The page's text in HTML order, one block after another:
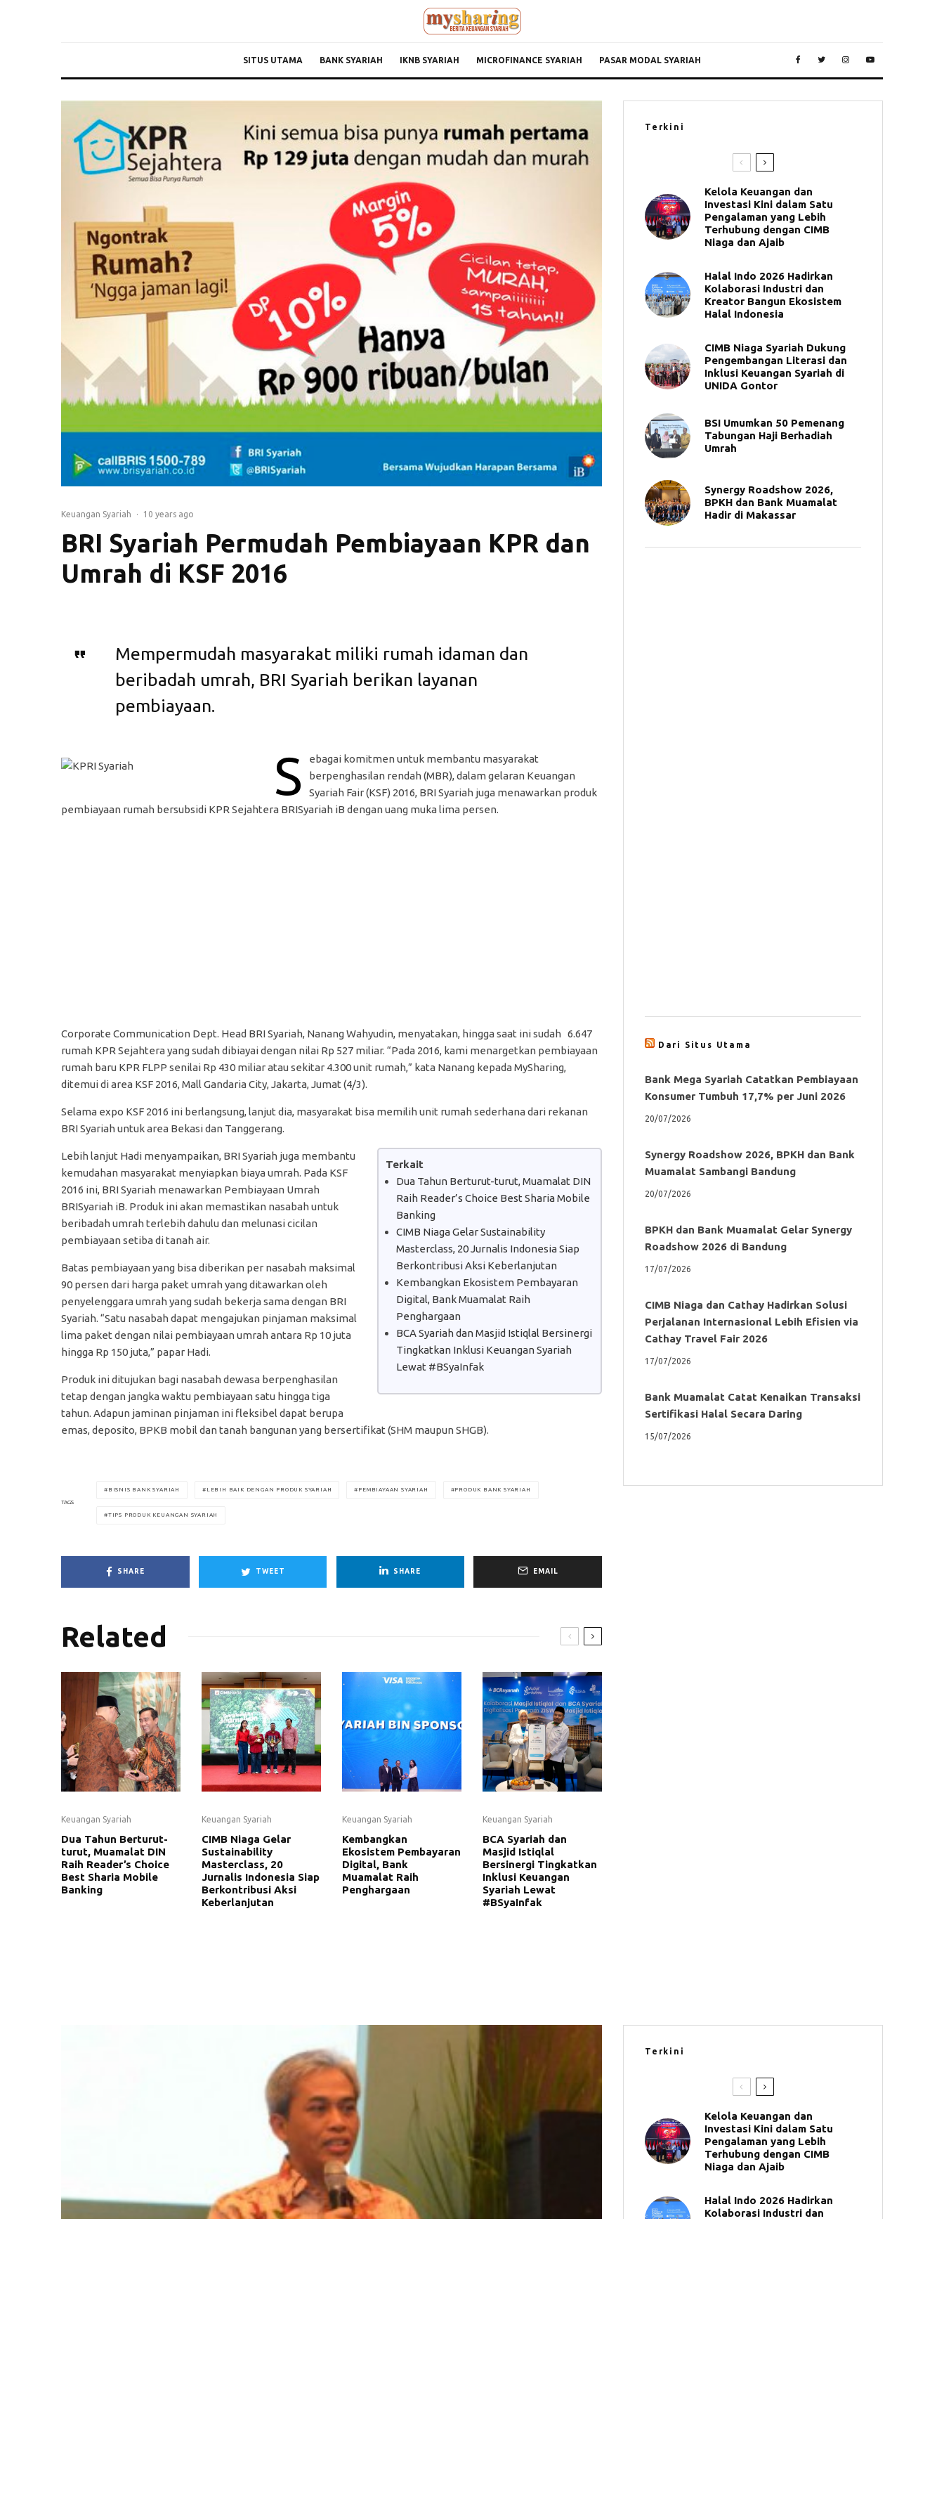
SITUS UTAMA BANK SYARIAH IKNB SYARIAH MICROFINANCE SYARIAH PASAR MODAL SYARIAH
Keuangan Syariah · 10 years ago
BRI Syariah Permudah Pembiayaan KPR dan
Umrah di KSF 2016
Mempermudah masyarakat miliki rumah idaman dan
beribadah umrah, BRI Syariah berikan layanan
pembiayaan.
S
ebagai komitmen untuk membantu masyarakat
berpenghasilan rendah (MBR), dalam gelaran Keuangan
Syariah Fair (KSF) 2016, BRI Syariah juga menawarkan produk
pembiayaan rumah bersubsidi KPR Sejahtera BRISyariah iB dengan uang muka lima persen.
Corporate Communication Dept. Head BRI Syariah, Nanang Wahyudin, menyatakan, hingga saat ini sudah 6.647
rumah KPR Sejahtera yang sudah dibiayai dengan nilai Rp 527 miliar. “Pada 2016, kami menargetkan pembiayaan
rumah baru KPR FLPP senilai Rp 430 miliar atau sekitar 4.300 unit rumah,” kata Nanang kepada MySharing,
ditemui di area KSF 2016, Mall Gandaria City, Jakarta, Jumat (4/3).
Selama expo KSF 2016 ini berlangsung, lanjut dia, masyarakat bisa memilih unit rumah sederhana dari rekanan
BRI Syariah untuk area Bekasi dan Tanggerang.
Terkait
Dua Tahun Berturut-turut, Muamalat DIN
Raih Reader’s Choice Best Sharia Mobile
Banking
CIMB Niaga Gelar Sustainability
Masterclass, 20 Jurnalis Indonesia Siap
Berkontribusi Aksi Keberlanjutan
Kembangkan Ekosistem Pembayaran
Digital, Bank Muamalat Raih
Penghargaan
BCA Syariah dan Masjid Istiqlal Bersinergi
Tingkatkan Inklusi Keuangan Syariah
Lewat #BSyaInfak
Lebih lanjut Hadi menyampaikan, BRI Syariah juga membantu
kemudahan masyarakat menyiapkan biaya umrah. Pada KSF
2016 ini, BRI Syariah menawarkan Pembiayaan Umrah
BRISyariah iB. Produk ini akan memastikan nasabah untuk
beribadah umrah terlebih dahulu dan melunasi cicilan
pembiayaan setiba di tanah air.
Batas pembiayaan yang bisa diberikan per nasabah maksimal
90 persen dari harga paket umrah yang ditawarkan oleh
penyelenggara umrah yang sudah bekerja sama dengan BRI
Syariah. “Satu nasabah dapat mengajukan pinjaman maksimal
lima paket dengan nilai pembiayaan umrah antara Rp 10 juta
hingga Rp 150 juta,” papar Hadi.
Produk ini ditujukan bagi nasabah dewasa berpenghasilan
tetap dengan jangka waktu pembiayaan satu hingga tiga
tahun. Adapun jaminan pinjaman ini fleksibel dapat berupa
emas, deposito, BPKB mobil dan tanah bangunan yang bersertifikat (SHM maupun SHGB).
TAGS
BISNIS BANK SYARIAH LEBIH BAIK DENGAN PRODUK SYARIAH PEMBIAYAAN SYARIAH PRODUK BANK SYARIAH
TIPS PRODUK KEUANGAN SYARIAH
SHARE TWEET SHARE EMAIL
Related
Keuangan Syariah
Dua Tahun Berturut-
turut, Muamalat DIN
Raih Reader’s Choice
Best Sharia Mobile
Banking
Keuangan Syariah
CIMB Niaga Gelar
Sustainability
Masterclass, 20
Jurnalis Indonesia Siap
Berkontribusi Aksi
Keberlanjutan
Keuangan Syariah
Kembangkan
Ekosistem Pembayaran
Digital, Bank
Muamalat Raih
Penghargaan
Keuangan Syariah
BCA Syariah dan
Masjid Istiqlal
Bersinergi Tingkatkan
Inklusi Keuangan
Syariah Lewat
#BSyaInfak
Terkini
Kelola Keuangan dan
Investasi Kini dalam Satu
Pengalaman yang Lebih
Terhubung dengan CIMB
Niaga dan Ajaib
Halal Indo 2026 Hadirkan
Kolaborasi Industri dan
Kreator Bangun Ekosistem
Halal Indonesia
CIMB Niaga Syariah Dukung
Pengembangan Literasi dan
Inklusi Keuangan Syariah di
UNIDA Gontor
BSI Umumkan 50 Pemenang
Tabungan Haji Berhadiah
Umrah
Synergy Roadshow 2026,
BPKH dan Bank Muamalat
Hadir di Makassar
Dari Situs Utama
Bank Mega Syariah Catatkan Pembiayaan
Konsumer Tumbuh 17,7% per Juni 2026
20/07/2026
Synergy Roadshow 2026, BPKH dan Bank
Muamalat Sambangi Bandung
20/07/2026
BPKH dan Bank Muamalat Gelar Synergy
Roadshow 2026 di Bandung
17/07/2026
CIMB Niaga dan Cathay Hadirkan Solusi
Perjalanan Internasional Lebih Efisien via
Cathay Travel Fair 2026
17/07/2026
Bank Muamalat Catat Kenaikan Transaksi
Sertifikasi Halal Secara Daring
15/07/2026
Terkini
Kelola Keuangan dan
Investasi Kini dalam Satu
Pengalaman yang Lebih
Terhubung dengan CIMB
Niaga dan Ajaib
Halal Indo 2026 Hadirkan
Kolaborasi Industri dan